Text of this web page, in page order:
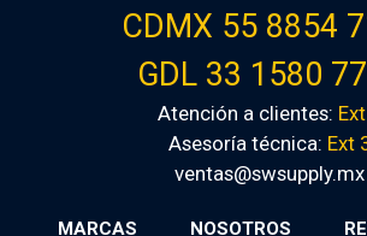
CDMX 55 8854
GDL 33 1580
Atención a clientes:
Asesoría técnica: Ext
ventas@swsupply.mx
MARCAS NOSOTROS